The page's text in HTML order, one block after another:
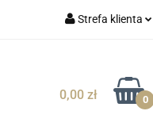
Strefa klienta
Zarejestruj się
Dodaj zgłoszenie
0,00 zł 0